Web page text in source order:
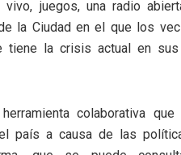
juegos, una radio
la Ciudad en el que los
tiene la crisis actual en
colaborativa que
país a causa de las